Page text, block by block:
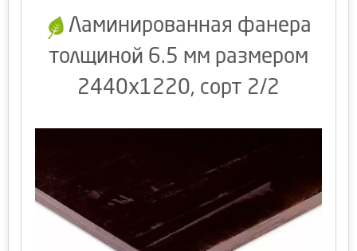
Ламинированная фанера
толщиной 6.5 мм размером
2440х1220, сорт 2/2